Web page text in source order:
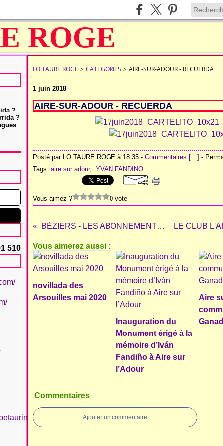
?
?
510
LO TAURE ROGE > CATEGORIES > AIRE-SUR-ADOUR - RECUERDA
1 juin 2018
AIRE-SUR-ADOUR - RECUERDA
Posté par LO TAURE ROGE à 18:35 - Commentaires […] -
Tags: aire sur adour, YVAN FANDINO
Vous aimez ? 0 vote
BÉZIERS - LES ABONNEMENTS SONT OUVERTS
Vous aimerez aussi :
novillada des
Arsouilles mai 2020
Inauguration du
Monument érigé à la
mémoire d’Iván
Fandiño à Aire sur
l’Adour
Aire
Commentaires
Ajouter un commentaire